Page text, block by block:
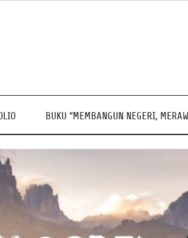
BUKU “MEMBANGUN NEGERI,